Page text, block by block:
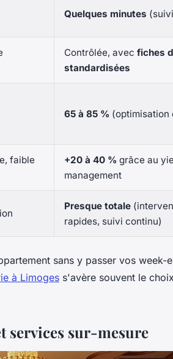
Quelques minutes
Contrôlée, avec fiches
standardisées
65 à 85 % (optimisation
faible
+20 à 40 % grâce au
management
Presque totale
rapides, suivi continu)
sans y passer vos week-
à Limoges s'avère souvent le
services sur-mesure